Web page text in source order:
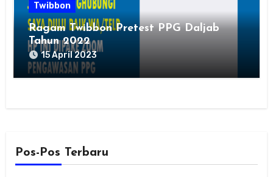
Twibbon
Ragam Twibbon Pretest PPG Daljab
Tahun 2022
15 April 2023
Pos-Pos Terbaru